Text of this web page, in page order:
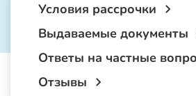
Условия рассрочки
Выдаваемые документы
Ответы на частные
Отзывы